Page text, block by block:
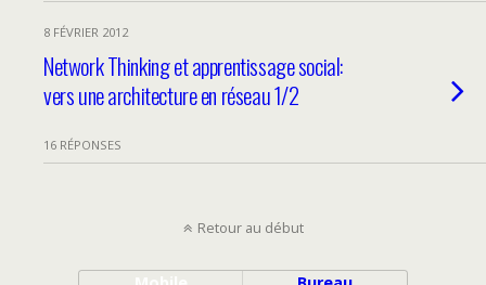
8 FÉVRIER 2012
Network Thinking et apprentissage social:
vers une architecture en réseau 1/2
16 RÉPONSES
Retour au début